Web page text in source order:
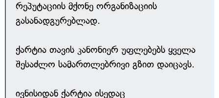
რეპუტაციის მქონე ორგანიზაციის
გასანადგურებლად.
ქარტია თავის კანონიერ უფლებებს ყველა
შესაძლო სამართლებრივი გზით დაიცავს.
ივნისიდან ქარტია ისედაც